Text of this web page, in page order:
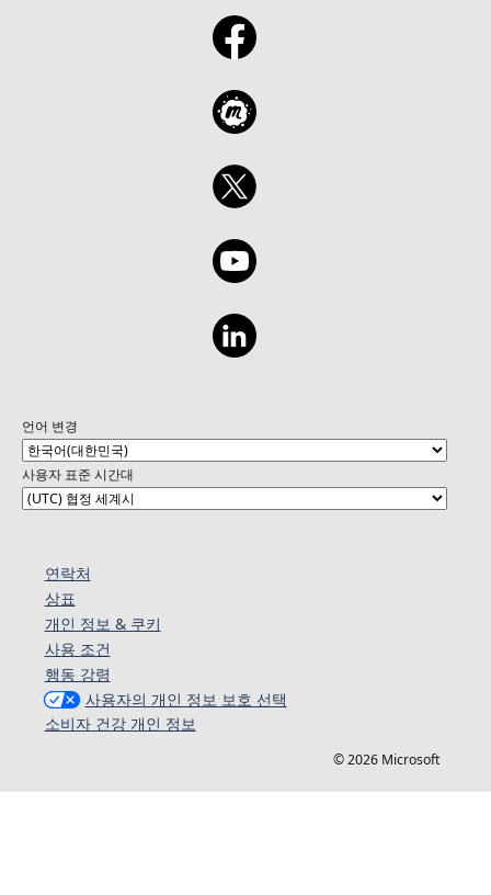
언어 변경
사용자 표준 시간대
연락처
상표
개인 정보 & 쿠키
사용 조건
행동 강령
사용자의 개인 정보 보호 선택
소비자 건강 개인 정보
© 2026 Microsoft